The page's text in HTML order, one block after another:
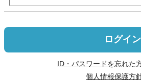
ログイン
ID・パスワードを忘れた
個人情報保護方